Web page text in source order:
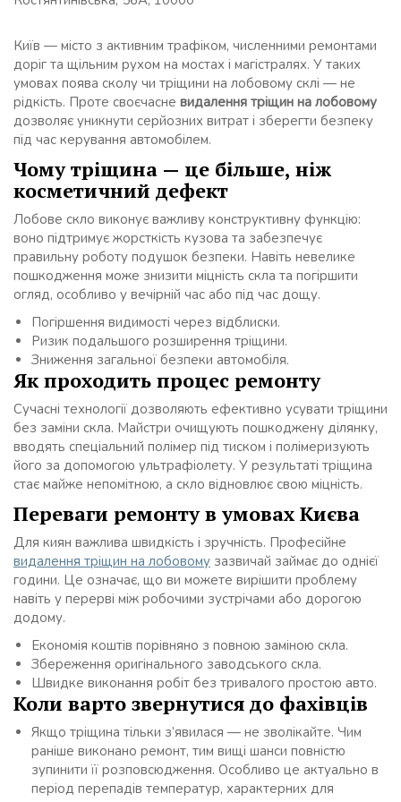
Київ — місто з активним трафіком, численними ремонтами
доріг та щільним рухом на мостах і магістралях. У таких
умовах поява сколу чи тріщини на лобовому склі — не
рідкість. Проте своєчасне видалення тріщин на лобовому
дозволяє уникнути серйозних витрат і зберегти безпеку
під час керування автомобілем.
Чому тріщина — це більше, ніж
косметичний дефект
Лобове скло виконує важливу конструктивну функцію:
воно підтримує жорсткість кузова та забезпечує
правильну роботу подушок безпеки. Навіть невелике
пошкодження може знизити міцність скла та погіршити
огляд, особливо у вечірній час або під час дощу.
Погіршення видимості через відблиски.
Ризик подальшого розширення тріщини.
Зниження загальної безпеки автомобіля.
Як проходить процес ремонту
Сучасні технології дозволяють ефективно усувати тріщини
без заміни скла. Майстри очищують пошкоджену ділянку,
вводять спеціальний полімер під тиском і полімеризують
його за допомогою ультрафіолету. У результаті тріщина
стає майже непомітною, а скло відновлює свою міцність.
Переваги ремонту в умовах Києва
Для киян важлива швидкість і зручність. Професійне
видалення тріщин на лобовому зазвичай займає до однієї
години. Це означає, що ви можете вирішити проблему
навіть у перерві між робочими зустрічами або дорогою
додому.
Економія коштів порівняно з повною заміною скла.
Збереження оригінального заводського скла.
Швидке виконання робіт без тривалого простою авто.
Коли варто звернутися до фахівців
Якщо тріщина тільки з’явилася — не зволікайте. Чим
раніше виконано ремонт, тим вищі шанси повністю
зупинити її розповсюдження. Особливо це актуально в
період перепадів температур, характерних для